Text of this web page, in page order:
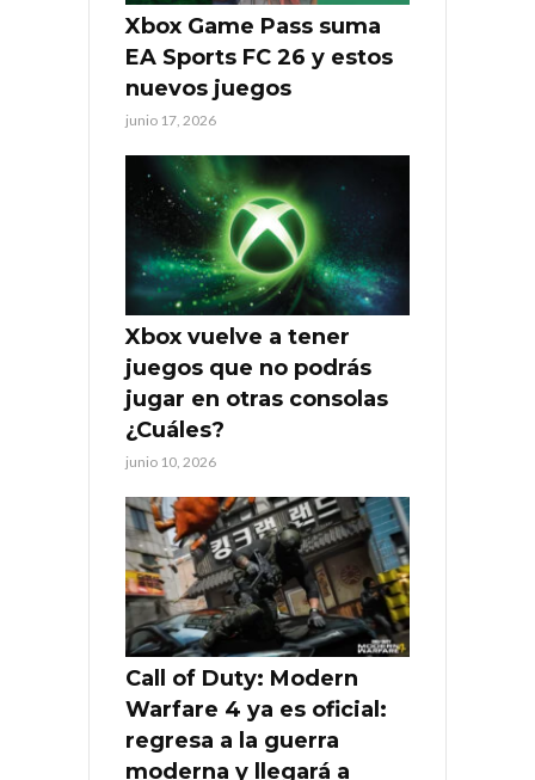
Xbox Game Pass suma
EA Sports FC 26 y estos
nuevos juegos
junio 17, 2026
Xbox vuelve a tener
juegos que no podrás
jugar en otras consolas
¿Cuáles?
junio 10, 2026
Call of Duty: Modern
Warfare 4 ya es oficial:
regresa a la guerra
moderna y llegará a